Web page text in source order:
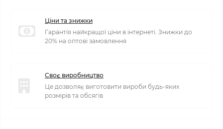
Ціни та знижки
Гарантія найкращої ціни в інтернеті. Знижки до
20% на оптові замовлення
Своє виробництво
Це дозволяє виготовити вироби будь-яких
розмірів та обсягів